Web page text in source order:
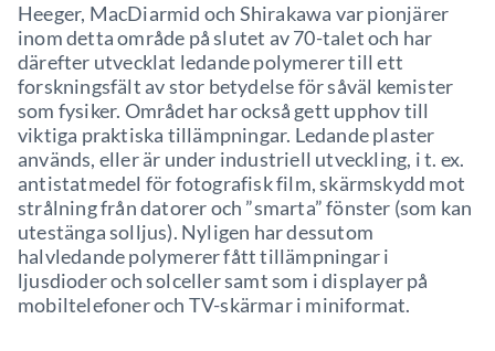
Heeger, MacDiarmid och Shirakawa var pionjärer
inom detta område på slutet av 70-talet och har
därefter utvecklat ledande polymerer till ett
forskningsfält av stor betydelse för såväl kemister
som fysiker. Området har också gett upphov till
viktiga praktiska tillämpningar. Ledande plaster
används, eller är under industriell utveckling, i t. ex.
antistatmedel för fotografisk film, skärmskydd mot
strålning från datorer och ”smarta” fönster (som kan
utestänga solljus). Nyligen har dessutom
halvledande polymerer fått tillämpningar i
ljusdioder och solceller samt som i displayer på
mobiltelefoner och TV-skärmar i miniformat.